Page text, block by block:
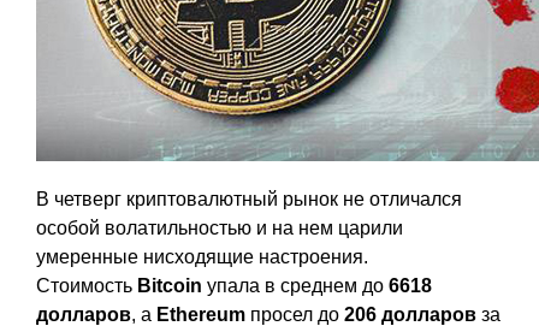
В четверг криптовалютный рынок не отличался
особой волатильностью и на нем царили
умеренные нисходящие настроения.
Стоимость Bitcoin упала в среднем до 6618
долларов, а Ethereum просел до 206 долларов за